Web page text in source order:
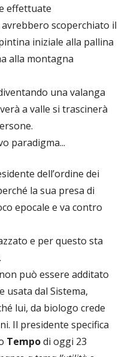
effettuate
avrebbero scoperchiato il
iniziale alla pallina
alla montagna
una valanga
a valle si trascinerà
paradigma...
dell’ordine dei
la sua presa di
epocale e va contro
e per questo sta
può essere additato
usata dal Sistema,
lui, da biologo crede
Il presidente specifica
Tempodi oggi 23